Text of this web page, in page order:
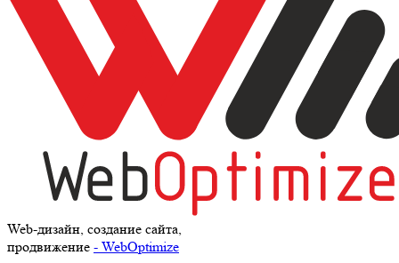
Web-дизайн, создание сайта,
продвижение - WebOptimize